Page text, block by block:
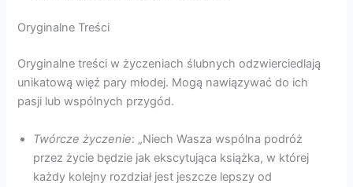
Oryginalne Treści
Oryginalne treści w życzeniach ślubnych odzwierciedlają
unikatową więź pary młodej. Mogą nawiązywać do ich
pasji lub wspólnych przygód.
Twórcze życzenie: „Niech Wasza wspólna podróż
przez życie będzie jak ekscytująca książka, w której
każdy kolejny rozdział jest jeszcze lepszy od